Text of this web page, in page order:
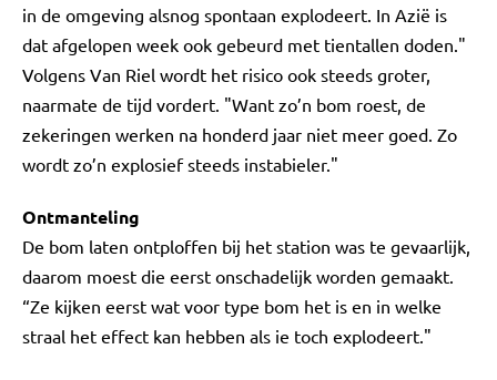
in de omgeving alsnog spontaan explodeert. In Azië is
dat afgelopen week ook gebeurd met tientallen doden."
Volgens Van Riel wordt het risico ook steeds groter,
naarmate de tijd vordert. "Want zo’n bom roest, de
zekeringen werken na honderd jaar niet meer goed. Zo
wordt zo’n explosief steeds instabieler."
Ontmanteling
De bom laten ontploffen bij het station was te gevaarlijk,
daarom moest die eerst onschadelijk worden gemaakt.
“Ze kijken eerst wat voor type bom het is en in welke
straal het effect kan hebben als ie toch explodeert."